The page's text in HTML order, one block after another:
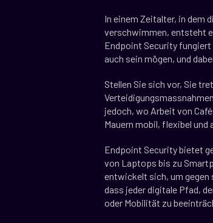
In einem Zeitalter, in dem
verschwimmen, entsteht
Endpoint Security fungiert
auch sein mögen, und
Stellen Sie sich vor, Sie
jedoch, wo Arbeit von
Mauern mobil, flexibel und
Endpoint Security bietet
von Laptops bis zu
entwickelt sich, um gegen
dass jeder digitale Pfad,
oder Mobilität zu